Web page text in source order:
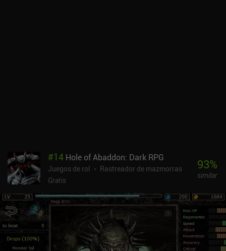
gustan los roguelikes clásicos con un toque desenfadado.
#14 Hole of Abaddon: Dark RPG
Juegos de rol
Rastreador de mazmorras
Gratis
93%
similar